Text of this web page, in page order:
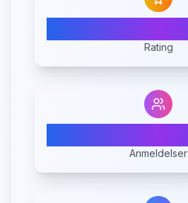
Rating
Anmeldelser